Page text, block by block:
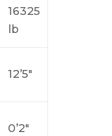
16325
lb
12’5″
0’2″